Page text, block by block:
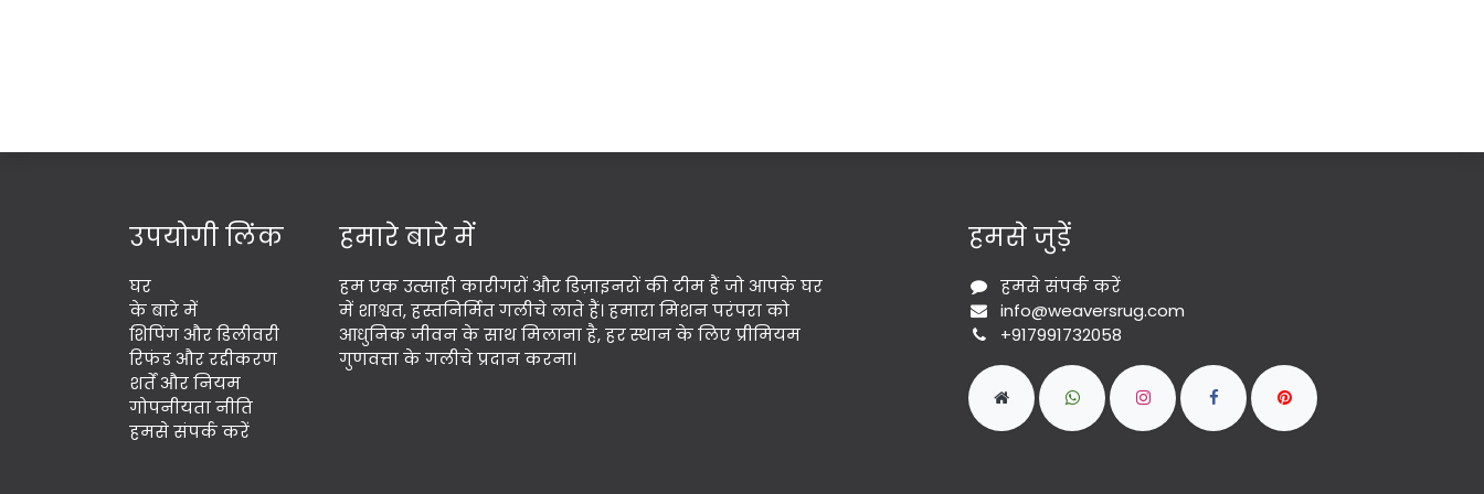
उपयोगी लिंक
घर
के बारे में
शिपिंग और डिलीवरी
रिफंड और रद्दीकरण
शर्तें और नियम
गोपनीयता नीति
हमसे संपर्क करें
हमारे बारे में
हम एक उत्साही कारीगरों और डिज़ाइनरों की टीम हैं जो आपके घर
में शाश्वत, हस्तनिर्मित गलीचे लाते हैं। हमारा मिशन परंपरा को
आधुनिक जीवन के साथ मिलाना है, हर स्थान के लिए प्रीमियम
गुणवत्ता के गलीचे प्रदान करना।
हमसे जुड़ें
हमसे संपर्क करें
info@weaversrug.com
+917991732058